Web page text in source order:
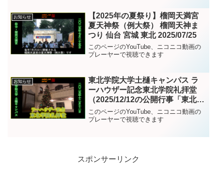
お知らせ
【2025年の夏祭り】榴岡天満宮
夏天神祭（例大祭） 榴岡天神ま
つり 仙台 宮城 東北 2025/07/25
このページのYouTube、ニコニコ動画の
プレーヤーで視聴できます
お知らせ
東北学院大学土樋キャンパス ラ
ーハウザー記念東北学院礼拝堂
（2025/12/12の公開行事「東北学
院クリスマス」開催時にて）
このページのYouTube、ニコニコ動画の
プレーヤーで視聴できます
スポンサーリンク